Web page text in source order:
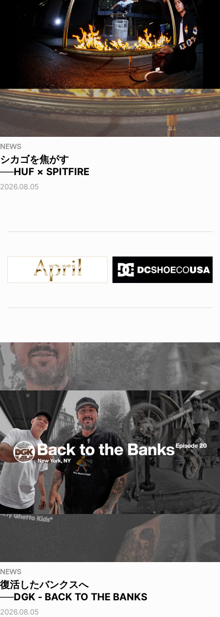
NEWS
シカゴを焦がす
──HUF × SPITFIRE
2026.08.05
NEWS
復活したバンクスへ
──DGK - BACK TO THE BANKS
2026.08.05